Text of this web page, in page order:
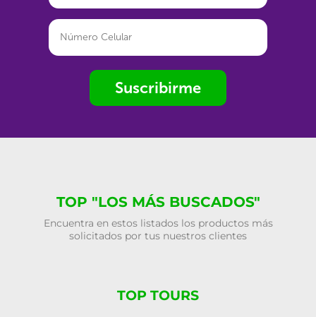
Suscribirme
TOP "LOS MÁS BUSCADOS"
Encuentra en estos listados los productos más
solicitados por tus nuestros clientes
TOP TOURS